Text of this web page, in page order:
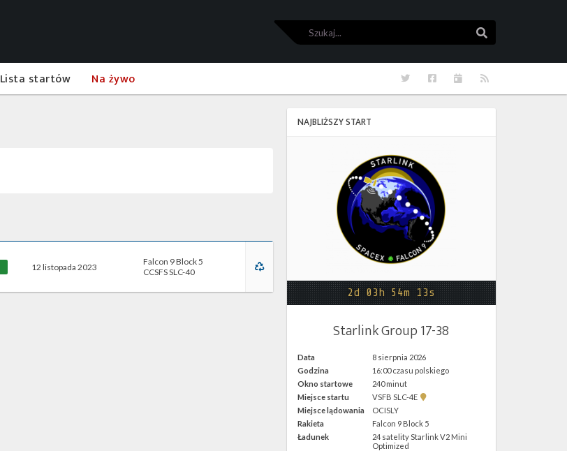
Szukaj
Lista startów Na żywo RSS
Kalendarze
Facebook
Twitter
12 listopada 2023
Falcon 9 Block 5
CCSFS SLC-40
NAJBLIŻSZY START
2d 03h 54m 13s
Starlink Group 17-38
Data
8 sierpnia 2026
Godzina
16:00 czasu polskiego
Okno startowe
240 minut
Miejsce startu
VSFB SLC-4E
Pokaż
SLC-
4E w
Google
Miejsce lądowania
OCISLY
Rakieta
Falcon 9 Block 5
Ładunek
24 satelity Starlink V2 Mini
Optimized